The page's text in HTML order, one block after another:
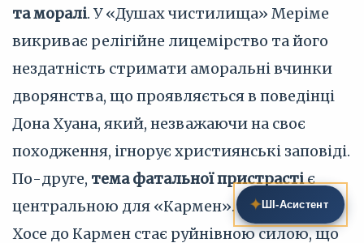
та моралі. У «Душах чистилища» Меріме
викриває релігійне лицемірство та його
нездатність стримати аморальні вчинки
дворянства, що проявляється в поведінці
Дона Хуана, який, незважаючи на своє
походження, ігнорує християнські заповіді.
По-друге, тема фатальної пристрастіє
центральною для «Кармен». Пристрасть
Хосе до Кармен стає руйнівною силою, що
✦ ШІ‑Асистент